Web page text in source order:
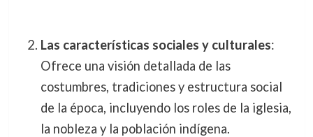
Las características sociales y culturales:
Ofrece una visión detallada de las
costumbres, tradiciones y estructura social
de la época, incluyendo los roles de la iglesia,
la nobleza y la población indígena.